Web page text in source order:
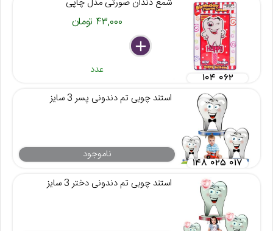
۴۳,۰۰۰ تومان
delete
remove
add
عدد
۱۰۴ ۰۶۲
استند چوبی تم دندونی پسر 3 سایز
ناموجود
۱۴۸ ۰۲۵ ۰۱۷
استند چوبی تم دندونی دختر 3 سایز